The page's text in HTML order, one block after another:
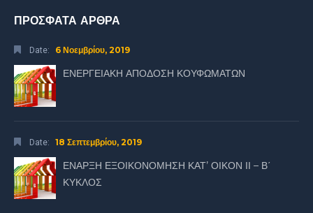
ΠΡΟΣΦΑΤΑ ΑΡΘΡΑ
Date: 6 Νοεμβρίου, 2019
ΕΝΕΡΓΕΙΑΚΗ ΑΠΟΔΟΣΗ ΚΟΥΦΩΜΑΤΩΝ
Date: 18 Σεπτεμβρίου, 2019
ΕΝΑΡΞΗ ΕΞΟΙΚΟΝΟΜΗΣΗ ΚΑΤ’ ΟΙΚΟΝ ΙΙ – Β΄
ΚΥΚΛΟΣ